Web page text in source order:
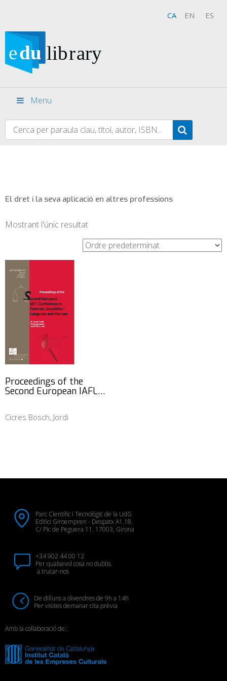
CA EN ES
Menu
El dret i la seva aplicació en altres professions
Mostrant l'únic resultat
Proceedings of the
Second European IAFL…
Cicres Bosch, Jordi
Parc Científic i Tecnològic de la UdG
Edifici Giroempren - Despatx A1.18.
C/ Pic de Peguera 11. 17003, Girona
+34 902 44 00 12
Per qualsevol cosa no dubtis
a trucar-nos
De dilluns a divendres de 9h a 14h
Per visites demanar cita prèvia
Amb la col·laboració de: